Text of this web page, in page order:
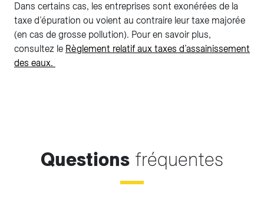
Dans certains cas, les entreprises sont exonérées de la
taxe d’épuration ou voient au contraire leur taxe majorée
(en cas de grosse pollution). Pour en savoir plus,
consultez le Règlement relatif aux taxes d’assainissement
des eaux.
Questions fréquentes